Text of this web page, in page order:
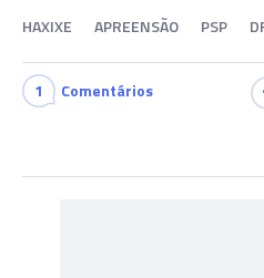
HAXIXE APREENSÃO PSP
1 Comentários